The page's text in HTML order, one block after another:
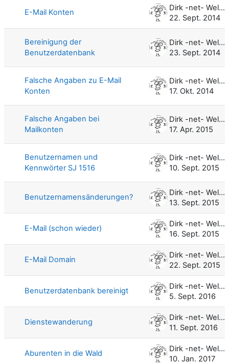
E-Mail Konten
Dirk -net- Weller
22. Sept. 2014
Bereinigung der
Benutzerdatenbank
Dirk -net- Weller
23. Sept. 2014
Falsche Angaben zu E-Mail
Konten
Dirk -net- Weller
17. Okt. 2014
Falsche Angaben bei
Mailkonten
Dirk -net- Weller
17. Apr. 2015
Benutzernamen und
Kennwörter SJ 1516
Dirk -net- Weller
10. Sept. 2015
Benutzernamensänderungen?
Dirk -net- Weller
13. Sept. 2015
E-Mail (schon wieder)
Dirk -net- Weller
16. Sept. 2015
E-Mail Domain
Dirk -net- Weller
22. Sept. 2015
Benutzerdatenbank bereinigt
Dirk -net- Weller
5. Sept. 2016
Dienstewanderung
Dirk -net- Weller
11. Sept. 2016
Aburenten in die Wald
Dirk -net- Weller
10. Jan. 2017